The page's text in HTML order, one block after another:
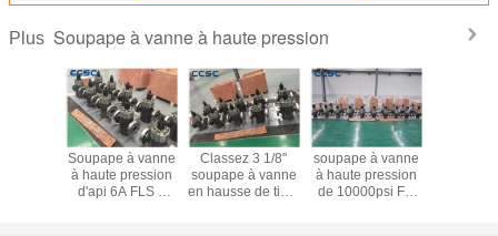
Plus Soupape à vanne à haute pression
Soupape à vanne
à haute pression
d'api 6A FLS 2
Classez 3 1/8"
soupape à vanne
en hausse de tige,
soupape à vanne
à haute pression
de 10000psi FC